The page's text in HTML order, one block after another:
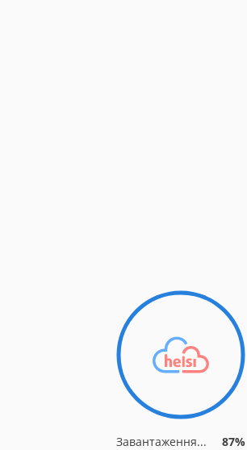
Завантаження... 87%